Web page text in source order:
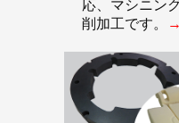
応、マシニン
削加工です。
→